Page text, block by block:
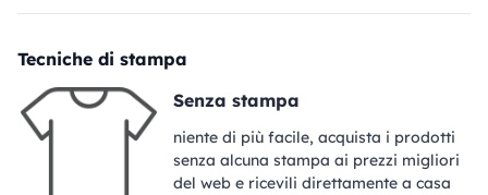
Tecniche di stampa
Senza stampa
niente di più facile, acquista i prodotti
senza alcuna stampa ai prezzi migliori
del web e ricevili direttamente a casa